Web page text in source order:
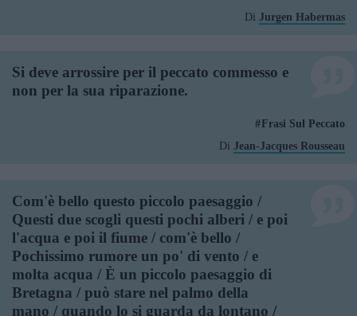
Di Jurgen Habermas
Si deve arrossire per il peccato commesso e
non per la sua riparazione.
Frasi Sul Peccato
Di Jean-Jacques Rousseau
Com'è bello questo piccolo paesaggio /
Questi due scogli questi pochi alberi / e poi
l'acqua e poi il fiume / com'è bello /
Pochissimo rumore un po' di vento / e
molta acqua / È un piccolo paesaggio di
Bretagna / può stare nel palmo della
mano / quando lo si guarda da lontano /